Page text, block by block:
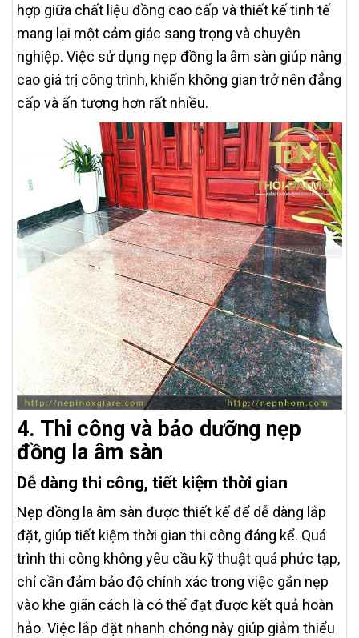
hợp giữa chất liệu đồng cao cấp và thiết kế tinh tế
mang lại một cảm giác sang trọng và chuyên
nghiệp. Việc sử dụng nẹp đồng la âm sàn giúp nâng
cao giá trị công trình, khiến không gian trở nên đẳng
cấp và ấn tượng hơn rất nhiều.
4. Thi công và bảo dưỡng nẹp
đồng la âm sàn
Dễ dàng thi công, tiết kiệm thời gian
Nẹp đồng la âm sàn được thiết kế để dễ dàng lắp
đặt, giúp tiết kiệm thời gian thi công đáng kể. Quá
trình thi công không yêu cầu kỹ thuật quá phức tạp,
chỉ cần đảm bảo độ chính xác trong việc gắn nẹp
vào khe giãn cách là có thể đạt được kết quả hoàn
hảo. Việc lắp đặt nhanh chóng này giúp giảm thiểu